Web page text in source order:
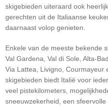
skigebieden uiteraard ook
gerechten uit de Italiaanse
daarnaast volop genieten.​
Enkele van de meeste bekende
Val Gardena, Val di Sole, Alta-
Via Lattea, Livigno, Courmayeur
skigebieden biedt Italië voor
veel pistekilometers,
sneeuwzekerheid, een sfeervolle